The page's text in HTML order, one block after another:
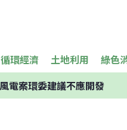
循環經濟 土地利用 綠色
電案環委建議不應開發